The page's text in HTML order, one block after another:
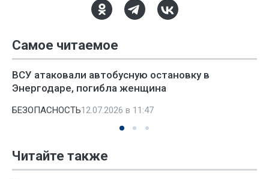
Самое читаемое
ВСУ атаковали автобусную остановку в
Энергодаре, погибла женщина
БЕЗОПАСНОСТЬ12.07.2026 в 11:47
Читайте также